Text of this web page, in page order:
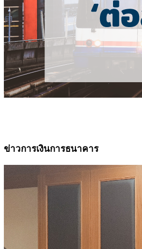
ข่าวการเงินการธนาคาร